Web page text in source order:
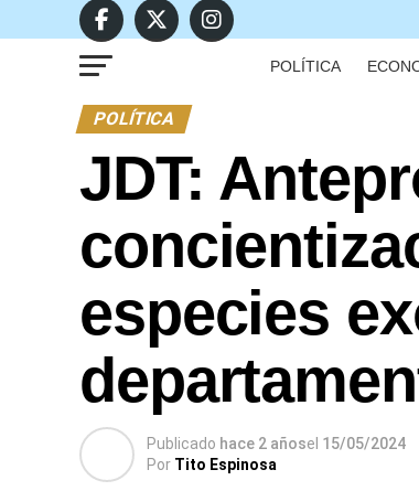
POLÍTICA
POLÍTICA
JDT:
especies
Publicado hace 2 añosel 15/05/2024
Por Tito Espinosa